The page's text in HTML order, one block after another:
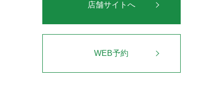
店舗サイトへ
WEB予約